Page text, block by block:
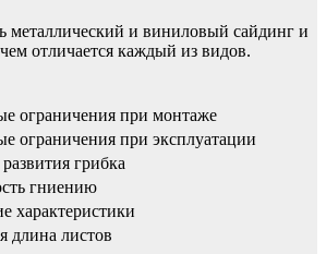
металлический и виниловый сайдинг и
отличается каждый из видов.
ограничения при монтаже
ограничения при эксплуатации
грибка
гниению
характеристики
длина листов